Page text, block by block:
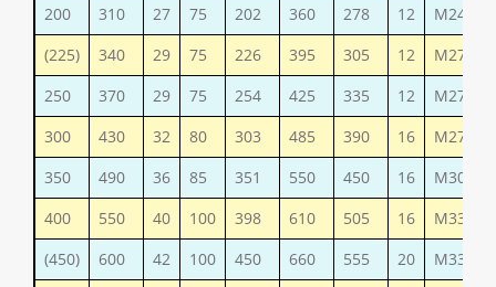
200
310 27 75 202 360 278 12
М24
(225)
340 29 75 226 395 305 12
М27
250
370 29 75 254 425 335 12
М27
300
430 32 80 303 485 390 16
М27
350
490 36 85 351 550 450 16
М30
400
550 40 100 398 610 505 16
М33
(450)
600 42 100 450 660 555 20
М33